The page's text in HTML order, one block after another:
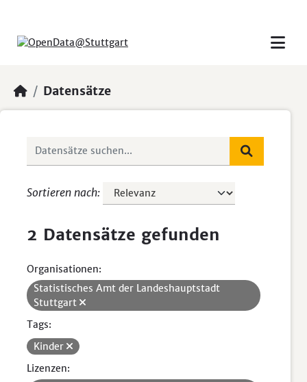
Datensätze
Sortieren nach
2 Datensätze gefunden
Organisationen:
Statistisches Amt der Landeshauptstadt
Stuttgart
Tags:
Kinder
Lizenzen: